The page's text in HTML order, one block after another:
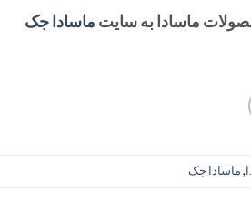
ماسادا به سایت ماسادا جک
,ماسادا جک